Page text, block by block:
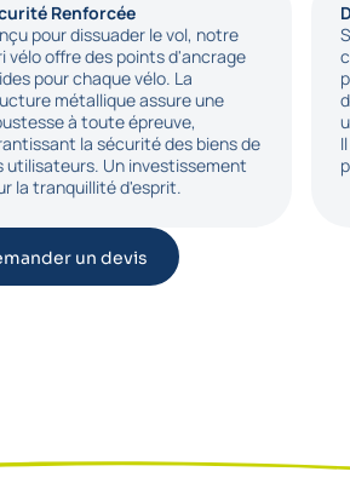
Renforcée
pour dissuader le vol, notre
vélo offre des points d'ancrage
pour chaque vélo. La
métallique assure une
à toute épreuve,
la sécurité des biens de
utilisateurs. Un investissement
la tranquillité d'esprit.
un devis